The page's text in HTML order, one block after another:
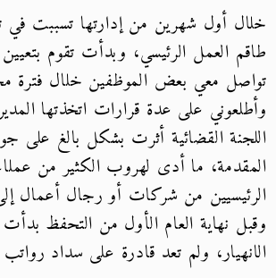
خلال أول شهرين من إدارتها تسببت
طاقم العمل الرئيسي، وبدأت تقوم
تواصل معي بعض الموظفين خلال فترة
وأطلعوني على عدة قرارات اتخذتها
اللجنة القضائية أثرت بشكل بالغ على
المقدمة، ما أدى لهروب الكثير من
الرئيسيين من شركات أو رجال أعمال
وقبل نهاية العام الأول من التحفظ
الانهيار، ولم تعد قادرة على سداد